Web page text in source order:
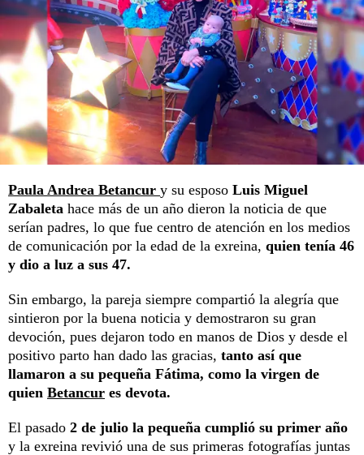
Paula Andrea Betancur y su esposo Luis Miguel
Zabaleta hace más de un año dieron la noticia de que
serían padres, lo que fue centro de atención en los medios
de comunicación por la edad de la exreina, quien tenía 46
y dio a luz a sus 47.
Sin embargo, la pareja siempre compartió la alegría que
sintieron por la buena noticia y demostraron su gran
devoción, pues dejaron todo en manos de Dios y desde el
positivo parto han dado las gracias, tanto así que
llamaron a su pequeña Fátima, como la virgen de
quien Betancur es devota.
El pasado 2 de julio la pequeña cumplió su primer año
y la exreina revivió una de sus primeras fotografías juntas